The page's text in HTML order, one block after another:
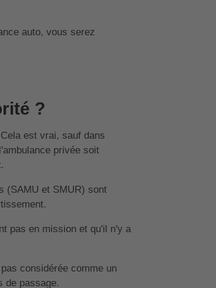
auto, vous serez
?
est vrai, sauf dans
privée soit
(SAMU et SMUR) sont
pas en mission et qu'il n'y a
considérée comme un
de passage.